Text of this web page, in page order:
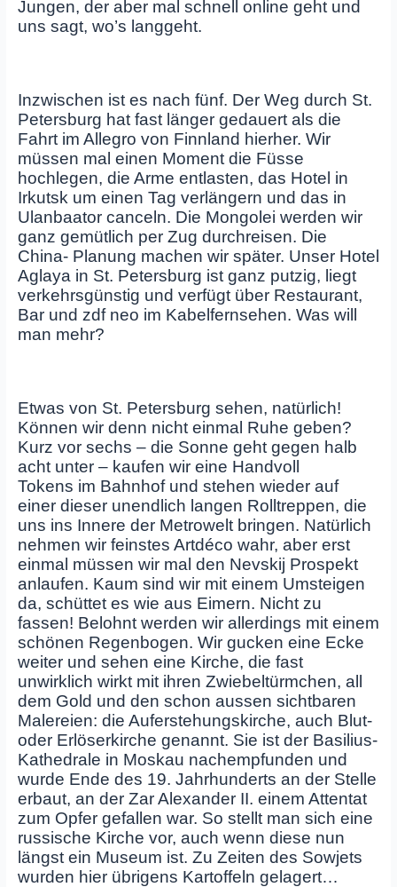
Jungen, der aber mal schnell online geht und
uns sagt, wo’s langgeht.
Inzwischen ist es nach fünf. Der Weg durch St.
Petersburg hat fast länger gedauert als die
Fahrt im Allegro von Finnland hierher. Wir
müssen mal einen Moment die Füsse
hochlegen, die Arme entlasten, das Hotel in
Irkutsk um einen Tag verlängern und das in
Ulanbaator canceln. Die Mongolei werden wir
ganz gemütlich per Zug durchreisen. Die
China- Planung machen wir später. Unser Hotel
Aglaya in St. Petersburg ist ganz putzig, liegt
verkehrsgünstig und verfügt über Restaurant,
Bar und zdf neo im Kabelfernsehen. Was will
man mehr?
Etwas von St. Petersburg sehen, natürlich!
Können wir denn nicht einmal Ruhe geben?
Kurz vor sechs – die Sonne geht gegen halb
acht unter – kaufen wir eine Handvoll
Tokens im Bahnhof und stehen wieder auf
einer dieser unendlich langen Rolltreppen, die
uns ins Innere der Metrowelt bringen. Natürlich
nehmen wir feinstes Artdéco wahr, aber erst
einmal müssen wir mal den Nevskij Prospekt
anlaufen. Kaum sind wir mit einem Umsteigen
da, schüttet es wie aus Eimern. Nicht zu
fassen! Belohnt werden wir allerdings mit einem
schönen Regenbogen. Wir gucken eine Ecke
weiter und sehen eine Kirche, die fast
unwirklich wirkt mit ihren Zwiebeltürmchen, all
dem Gold und den schon aussen sichtbaren
Malereien: die Auferstehungskirche, auch Blut-
oder Erlöserkirche genannt. Sie ist der Basilius-
Kathedrale in Moskau nachempfunden und
wurde Ende des 19. Jahrhunderts an der Stelle
erbaut, an der Zar Alexander II. einem Attentat
zum Opfer gefallen war. So stellt man sich eine
russische Kirche vor, auch wenn diese nun
längst ein Museum ist. Zu Zeiten des Sowjets
wurden hier übrigens Kartoffeln gelagert…